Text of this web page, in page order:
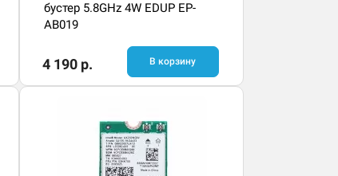
бустер 5.8GHz 4W EDUP EP-
AB019
4 190 р. В корзину